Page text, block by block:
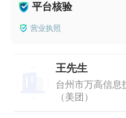
平台核验
营业执照
王先生
台州市万高信息
（美团）